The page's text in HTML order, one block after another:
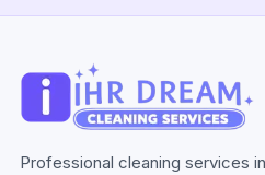
Professional cleaning services